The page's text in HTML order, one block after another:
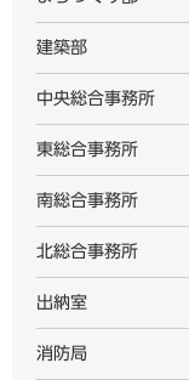
建築部
中央総合事務所
東総合事務所
南総合事務所
北総合事務所
出納室
消防局